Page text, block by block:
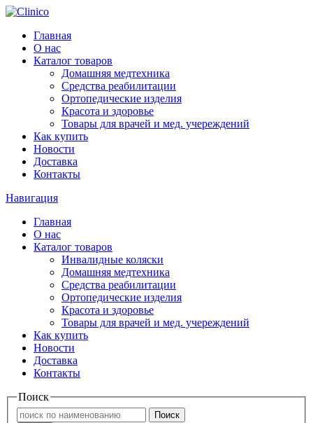
Главная
О нас
Каталог товаров
Домашняя медтехника
Средства реабилитации
Ортопедические изделия
Красота и здоровье
Товары для врачей и мед. учереждений
Как купить
Новости
Доставка
Контакты
Навигация
Главная
О нас
Каталог товаров
Инвалидные коляски
Домашняя медтехника
Средства реабилитации
Ортопедические изделия
Красота и здоровье
Товары для врачей и мед. учереждений
Как купить
Новости
Доставка
Контакты
Поиск
Поиск